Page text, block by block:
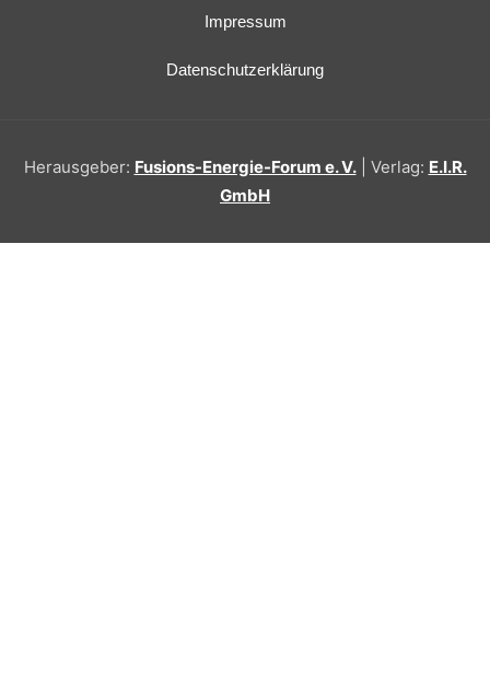
Impressum
Datenschutzerklärung
Herausgeber: Fusions-Energie-Forum e. V.| Verlag: E.I.R.
GmbH